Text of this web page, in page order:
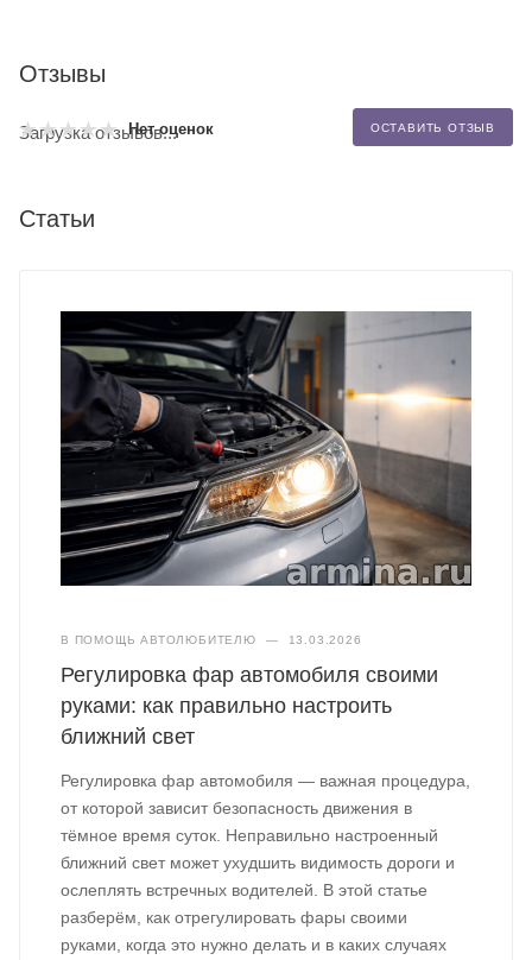
Отзывы
Нет оценок ОСТАВИТЬ ОТЗЫВ
Загрузка отзывов...
Статьи
В ПОМОЩЬ АВТОЛЮБИТЕЛЮ — 13.03.2026
Регулировка фар автомобиля своими
руками: как правильно настроить
ближний свет
Регулировка фар автомобиля — важная процедура,
от которой зависит безопасность движения в
тёмное время суток. Неправильно настроенный
ближний свет может ухудшить видимость дороги и
ослеплять встречных водителей. В этой статье
разберём, как отрегулировать фары своими
руками, когда это нужно делать и в каких случаях